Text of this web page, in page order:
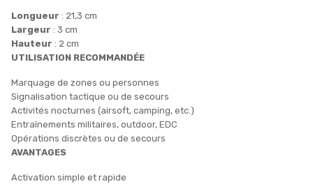
Longueur : 21,3 cm
Largeur : 3 cm
Hauteur : 2 cm
UTILISATION RECOMMANDÉE
Marquage de zones ou personnes
Signalisation tactique ou de secours
Activités nocturnes (airsoft, camping, etc.)
Entraînements militaires, outdoor, EDC
Opérations discrètes ou de secours
AVANTAGES
Activation simple et rapide